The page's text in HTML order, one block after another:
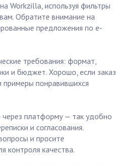
Workzilla, используя фильтры
Обратите внимание на
предложения по e-
требования: формат,
и бюджет. Хорошо, если заказ
понравившихся
платформу — так удобно
и согласования.
и просите
контроля качества.